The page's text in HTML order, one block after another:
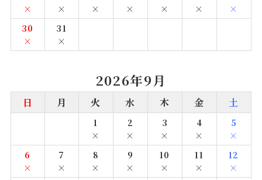
×
×
×
×
×
×
×
30
×
31
×
2026年9月
日 月 火 水 木 金 土
1
×
2
×
3
×
4
×
5
×
6
×
7
×
8
×
9
×
10
×
11
×
12
×